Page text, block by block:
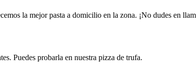
la mejor pasta a domicilio en la zona. ¡No dudes en
Puedes probarla en nuestra pizza de trufa.